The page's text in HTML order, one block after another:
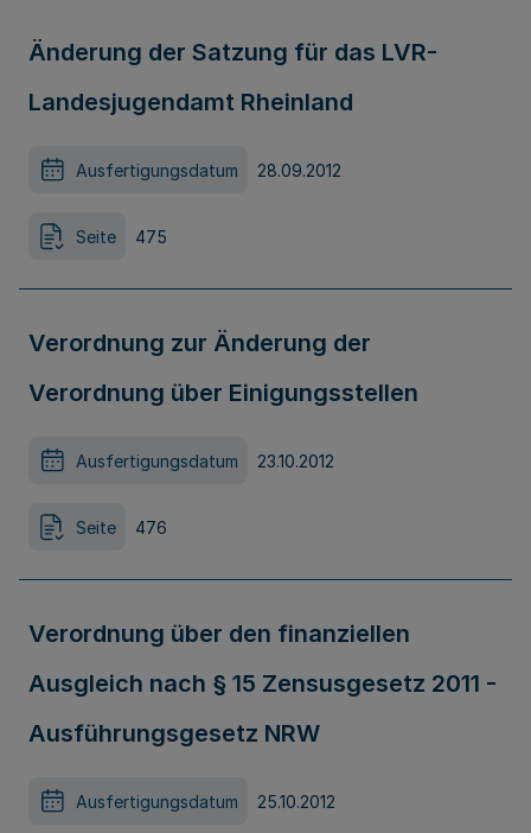
Änderung der Satzung für das LVR-
Landesjugendamt Rheinland
Ausfertigungsdatum 28.09.2012
Seite 475
Verordnung zur Änderung der
Verordnung über Einigungsstellen
Ausfertigungsdatum 23.10.2012
Seite 476
Verordnung über den finanziellen
Ausgleich nach § 15 Zensusgesetz 2011 -
Ausführungsgesetz NRW
Ausfertigungsdatum 25.10.2012